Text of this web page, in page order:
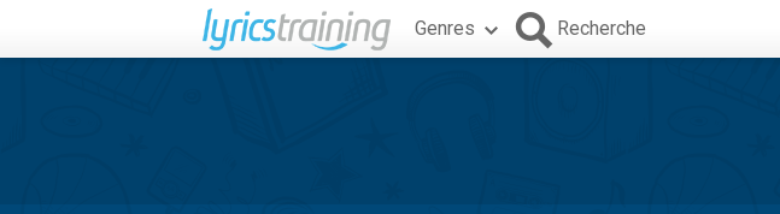
Genres Recherche